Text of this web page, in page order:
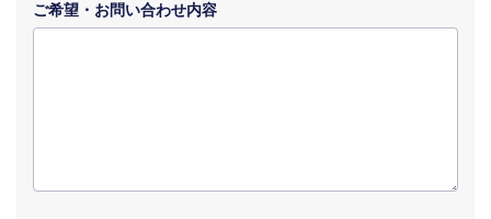
ご希望・ お問い合わせ内容